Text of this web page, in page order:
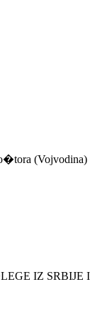
(Vojvodina)
IZ SRBIJE